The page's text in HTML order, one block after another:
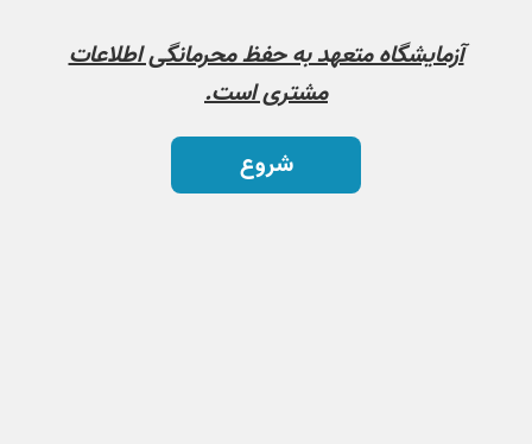
آزمایشگاه متعهد به حفظ محرمانگی اطلاعات
مشتری است.
شروع